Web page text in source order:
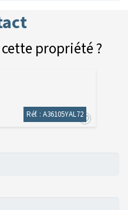
propriété ?
Réf. : A36105YAL72